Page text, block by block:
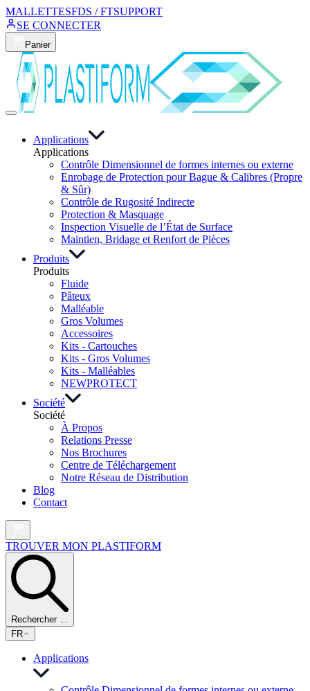
MALLETTESFDS / FTSUPPORT
SE CONNECTER
Panier
Applications
Applications
Contrôle Dimensionnel de formes internes ou externe
Enrobage de Protection pour Bague & Calibres (Propre
& Sûr)
Contrôle de Rugosité Indirecte
Protection & Masquage
Inspection Visuelle de l’État de Surface
Maintien, Bridage et Renfort de Pièces
Produits
Produits
Fluide
Pâteux
Malléable
Gros Volumes
Accessoires
Kits - Cartouches
Kits - Gros Volumes
Kits - Malléables
NEWPROTECT
Société
Société
À Propos
Relations Presse
Nos Brochures
Centre de Téléchargement
Notre Réseau de Distribution
Blog
Contact
TROUVER MON PLASTIFORM
Rechercher …
FR
Applications